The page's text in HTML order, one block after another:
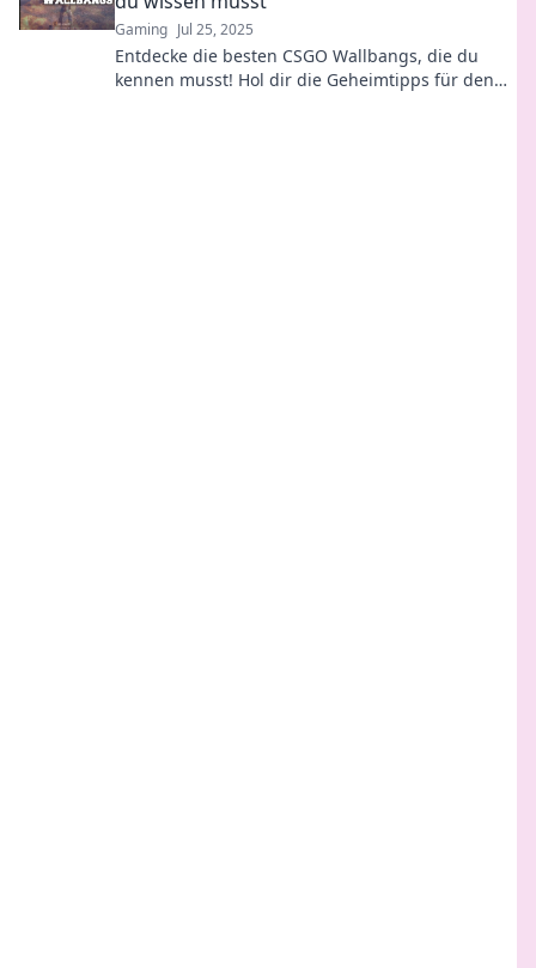
Gaming Jul 25, 2025
Entdecke die besten CSGO Wallbangs, die du
kennen musst! Hol dir die Geheimtipps für den